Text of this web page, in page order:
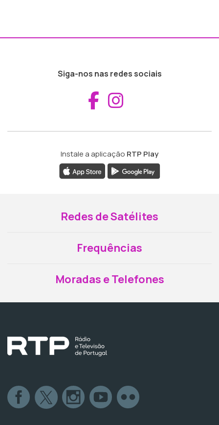
Siga-nos nas redes sociais
Aceder ao
Instale a aplicação RTP Play
Redes de Satélites
Frequências
Moradas e Telefones